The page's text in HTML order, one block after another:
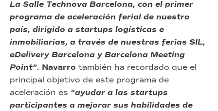
La Salle Technova Barcelona, con el primer
programa de aceleración ferial de nuestro
país, dirigido a startups logísticas e
inmobiliarias, a través de nuestras ferias SIL,
eDelivery Barcelona y Barcelona Meeting
Point”. Navarro también ha recordado que el
principal objetivo de este programa de
aceleración es “ayudar a las startups
participantes a mejorar sus habilidades de